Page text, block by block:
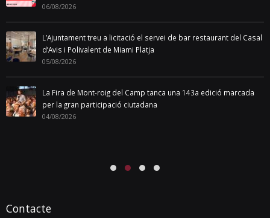
06/08/2026
L’Ajuntament treu a licitació el servei de bar restaurant del Casal
d’Avis i Polivalent de Miami Platja
05/08/2026
La Fira de Mont-roig del Camp tanca una 143a edició marcada
per la gran participació ciutadana
04/08/2026
Contacte